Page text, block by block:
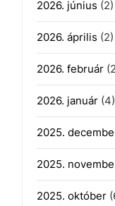
2026. június (2)
2026. április (2)
2026. február
2026. január(4)
2025.
2025.
2025. október